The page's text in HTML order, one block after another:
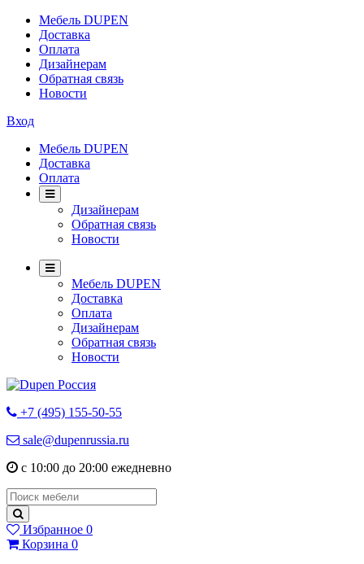
Мебель DUPEN
Доставка
Оплата
Дизайнерам
Обратная связь
Новости
Вход
Мебель DUPEN
Доставка
Оплата
Дизайнерам
Обратная связь
Новости
Мебель DUPEN
Доставка
Оплата
Дизайнерам
Обратная связь
Новости
+7 (495) 155-50-55
sale@dupenrussia.ru
с 10:00 до 20:00 ежедневно
Избранное 0
Корзина 0